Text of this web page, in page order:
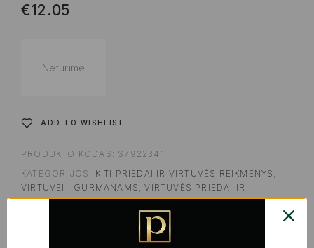
€12.05
Neturime
ADD TO WISHLIST
PRODUKTO KODAS: S7922341
KATEGORIJOS: KITI PRIEDAI IR VIRTUVĖS REIKMENYS
VIRTUVEI | GURMANAMS
,VIRTUVĖS PRIEDAI IR
REIKMENYS MAISTO GAMINIMUI
LAUKUI / STOVYKLAVIMUI SPORTUI / FITNESUI